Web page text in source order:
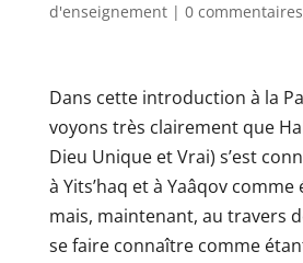
d'enseignement| 0 commentaires
Dans cette introduction à la
voyons très clairement que
Dieu Unique et Vrai) s’est
à Yits’haq et à Yaâqov
mais, maintenant, au travers
se faire connaître comme